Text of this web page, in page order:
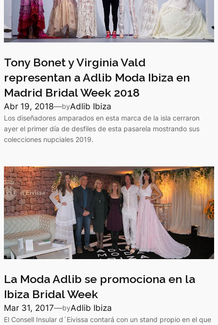
Tony Bonet y Virginia Vald
representan a Adlib Moda Ibiza en
Madrid Bridal Week 2018
Abr 19, 2018—byAdlib Ibiza
Los diseñadores amparados en esta marca de la isla cerraron
ayer el primer día de desfiles de esta pasarela mostrando sus
colecciones nupciales 2019.
La Moda Adlib se promociona en la
Ibiza Bridal Week
Mar 31, 2017—byAdlib Ibiza
El Consell Insular d´Eivissa contará con un stand propio en el que